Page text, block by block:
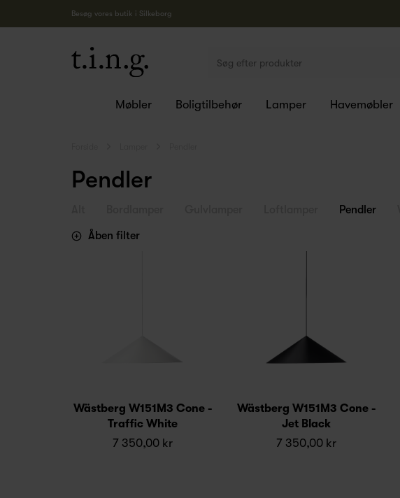
Besøg vores butik i Silkeborg
Møbler Boligtilbehør Lamper Havemøbler
Pendler
Pendler
Åben filter
Wästberg W151M3 Cone -
Traffic White
7 350,00 kr
Wästberg W151M3 Cone -
Jet Black
7 350,00 kr